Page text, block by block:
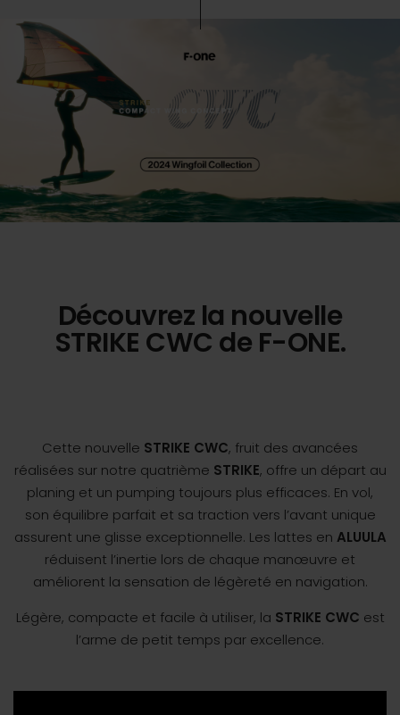
Découvrez la nouvelle
STRIKE CWC de F-ONE.
Cette nouvelle STRIKE CWC, fruit des avancées
réalisées sur notre quatrième STRIKE, offre un départ au
planing et un pumping toujours plus efficaces. En vol,
son équilibre parfait et sa traction vers l’avant unique
assurent une glisse exceptionnelle. Les lattes en ALUULA
réduisent l’inertie lors de chaque manœuvre et
améliorent la sensation de légèreté en navigation.
Légère, compacte et facile à utiliser, la STRIKE CWC est
l’arme de petit temps par excellence.